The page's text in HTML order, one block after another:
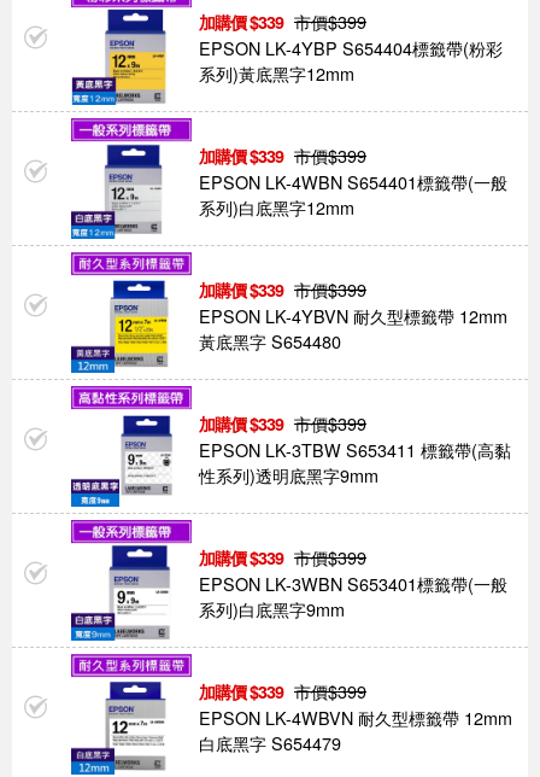
339 市價$399
EPSON LK-4YBP S654404標籤帶(粉彩
系列)黃底黑字12mm
339 市價$399
EPSON LK-4WBN S654401標籤帶(一般
系列)白底黑字12mm
339 市價$399
EPSON LK-4YBVN 耐久型標籤帶 12mm
黃底黑字 S654480
339 市價$399
EPSON LK-3TBW S653411 標籤帶(高黏
性系列)透明底黑字9mm
339 市價$399
EPSON LK-3WBN S653401標籤帶(一般
系列)白底黑字9mm
339 市價$399
EPSON LK-4WBVN 耐久型標籤帶 12mm
白底黑字 S654479